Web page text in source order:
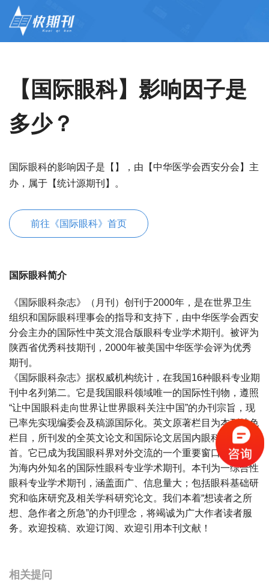
【国际眼科】影响因子是
多少？
国际眼科的影响因子是【】，由【中华医学会西安分会】主
办，属于【统计源期刊】。
前往《国际眼科》首页
国际眼科简介
《国际眼科杂志》（月刊）创刊于2000年，是在世界卫生
组织和国际眼科理事会的指导和支持下，由中华医学会西安
分会主办的国际性中英文混合版眼科专业学术期刊。被评为
陕西省优秀科技期刊，2000年被美国中华医学会评为优秀
期刊。
《国际眼科杂志》据权威机构统计，在我国16种眼科专业期
刊中名列第二。它是我国眼科领域唯一的国际性刊物，遵照
“让中国眼科走向世界让世界眼科关注中国”的办刊宗旨，现
已率先实现编委会及稿源国际化。英文原著栏目为本刊特色
栏目，所刊发的全英文论文和国际论文居国内眼科杂志之
首。它已成为我国眼科界对外交流的一个重要窗口，并已成
为海内外知名的国际性眼科专业学术期刊。本刊为一综合性
眼科专业学术期刊，涵盖面广、信息量大；包括眼科基础研
究和临床研究及相关学科研究论文。我们本着“想读者之所
想、急作者之所急”的办刊理念，将竭诚为广大作者读者服
务。欢迎投稿、欢迎订阅、欢迎引用本刊文献！
相关提问